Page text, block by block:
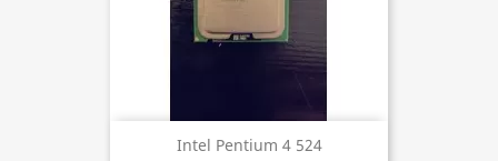
Intel Pentium 4 524